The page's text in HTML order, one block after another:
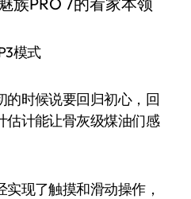
模式
的时候说要回归初心，回
估计能让骨灰级煤油们感
现了触摸和滑动操作，